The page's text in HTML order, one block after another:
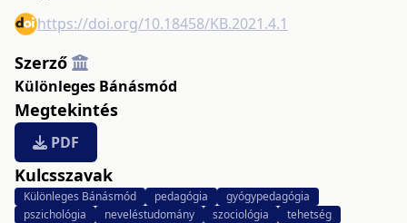
https://doi.org/10.18458/KB.2021.4.1
Szerző
Különleges Bánásmód
Megtekintés
PDF
Kulcsszavak
Különleges Bánásmód pedagógia
gyógypedagógia
pszichológia
neveléstudomány szociológia
tehetség